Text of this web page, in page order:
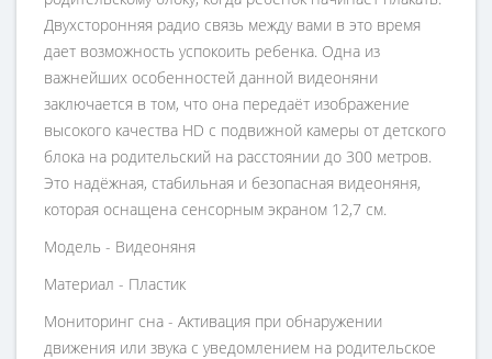
Двухсторонняя радио связь между вами в это время
дает возможность успокоить ребенка. Одна из
важнейших особенностей данной видеоняни
заключается в том, что она передаёт изображение
высокого качества HD с подвижной камеры от детского
блока на родительский на расстоянии до 300 метров.
Это надёжная, стабильная и безопасная видеоняня,
которая оснащена сенсорным экраном 12,7 см.
Модель - Видеоняня
Материал - Пластик
Мониторинг сна - Активация при обнаружении
движения или звука с уведомлением на родительское